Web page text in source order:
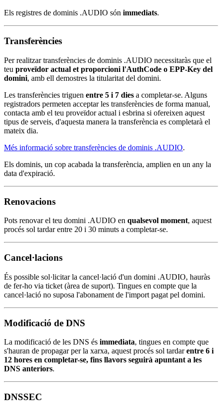
Els registres de dominis .AUDIO són immediats.
Transferències
Per realitzar transferències de dominis .AUDIO necessitaràs que el
teu proveïdor actual et proporcioni l'AuthCode o EPP-Key del
domini, amb ell demostres la titularitat del domini.
Les transferències triguen entre 5 i 7 dies a completar-se. Alguns
registradors permeten acceptar les transferències de forma manual,
contacta amb el teu proveïdor actual i esbrina si ofereixen aquest
tipus de serveis, d'aquesta manera la transferència es completarà el
mateix dia.
Més informació sobre transferències de dominis .AUDIO.
Els dominis, un cop acabada la transferència, amplien en un any la
data d'expiració.
Renovacions
Pots renovar el teu domini .AUDIO en qualsevol moment, aquest
procés sol tardar entre 20 i 30 minuts a completar-se.
Cancel·lacions
És possible sol·licitar la cancel·lació d'un domini .AUDIO, hauràs
de fer-ho via ticket (àrea de suport). Tingues en compte que la
cancel·lació no suposa l'abonament de l'import pagat pel domini.
Modificació de DNS
La modificació de les DNS és immediata, tingues en compte que
s'hauran de propagar per la xarxa, aquest procés sol tardarentre 6 i
12 hores en completar-se, fins llavors seguirà apuntant a les
DNS anteriors.
DNSSEC